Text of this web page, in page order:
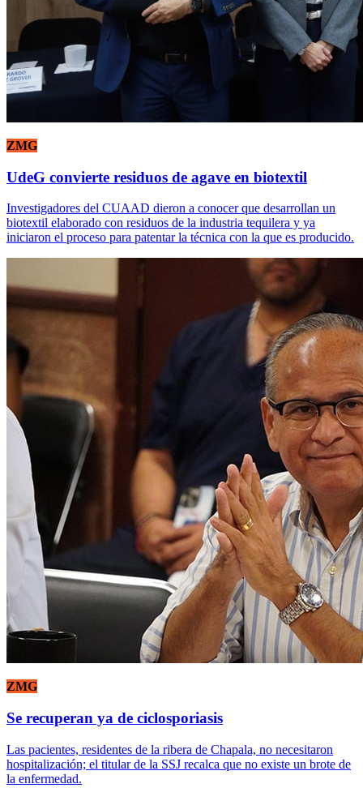
ZMG
UdeG convierte residuos de agave en biotextil
Investigadores del CUAAD dieron a conocer que desarrollan un
biotextil elaborado con residuos de la industria tequilera y ya
iniciaron el proceso para patentar la técnica con la que es producido.
ZMG
Se recuperan ya de ciclosporiasis
Las pacientes, residentes de la ribera de Chapala, no necesitaron
hospitalización; el titular de la SSJ recalca que no existe un brote de
la enfermedad.